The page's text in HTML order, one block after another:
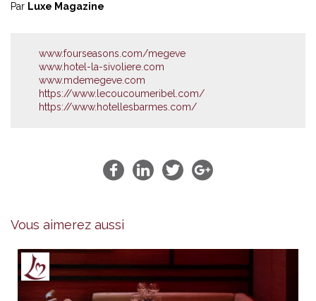
Par Luxe Magazine
www.fourseasons.com/megeve
www.hotel-la-sivoliere.com
www.mdemegeve.com
https://www.lecoucoumeribel.com/
https://www.hotellesbarmes.com/
Vous aimerez aussi